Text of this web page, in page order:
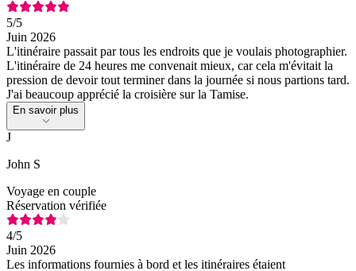
5/5
Juin 2026
L'itinéraire passait par tous les endroits que je voulais photographier.
L'itinéraire de 24 heures me convenait mieux, car cela m'évitait la
pression de devoir tout terminer dans la journée si nous partions tard.
J'ai beaucoup apprécié la croisière sur la Tamise.
En savoir plus
J
John S
Voyage en couple
Réservation vérifiée
4/5
Juin 2026
Les informations fournies à bord et les itinéraires étaient